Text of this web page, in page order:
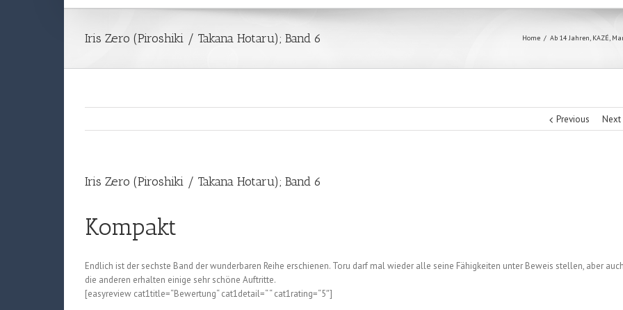
Iris Zero (Piroshiki / Takana Hotaru); Band 6 Home / Ab 14 Jahren, KAZÉ,
Previous Next
Iris Zero (Piroshiki / Takana Hotaru); Band 6
Kompakt
Endlich ist der sechste Band der wunderbaren Reihe erschienen. Toru darf mal wieder alle seine Fähigkeiten unter Beweis stellen, aber
die anderen erhalten einige sehr schöne Auftritte.
[easyreview cat1title=“Bewertung“ cat1detail=“ “ cat1rating=“5″]